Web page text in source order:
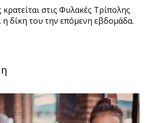
στις Φυλακές Τρίπολης
η δίκη του την επόμενη εβδομάδα.